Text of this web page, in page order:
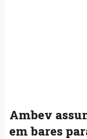
Ambev
em bares